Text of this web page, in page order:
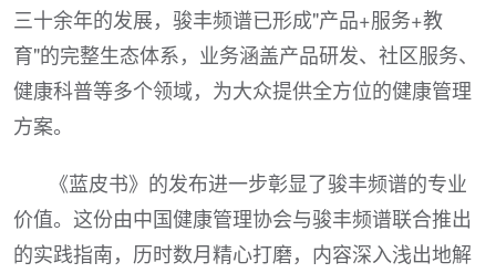
三十余年的发展，骏丰频谱已形成"产品+服务+教
育"的完整生态体系，业务涵盖产品研发、社区服务、
健康科普等多个领域，为大众提供全方位的健康管理
方案。
《蓝皮书》的发布进一步彰显了骏丰频谱的专业
价值。这份由中国健康管理协会与骏丰频谱联合推出
的实践指南，历时数月精心打磨，内容深入浅出地解